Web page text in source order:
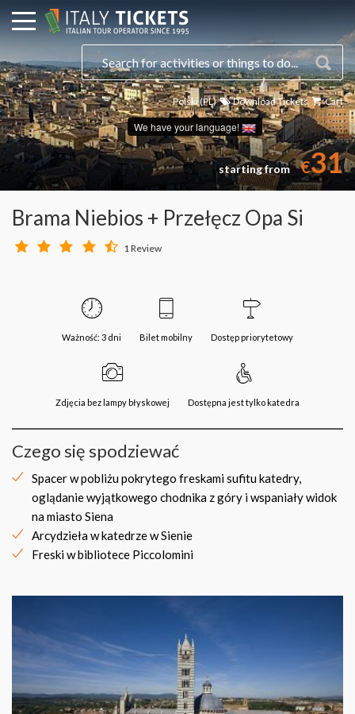
Polski (PL)
We have your language!
Download Tickets Cart
starting from €31
Brama Niebios + Przełęcz Opa Si
1 Review
Ważność: 3 dni Bilet mobilny Dostęp priorytetowy
Zdjęcia bez lampy błyskowej Dostępna jest tylko katedra
Czego się spodziewać
Spacer w pobliżu pokrytego freskami sufitu katedry,
oglądanie wyjątkowego chodnika z góry i wspaniały widok
na miasto Siena
Arcydzieła w katedrze w Sienie
Freski w bibliotece Piccolomini